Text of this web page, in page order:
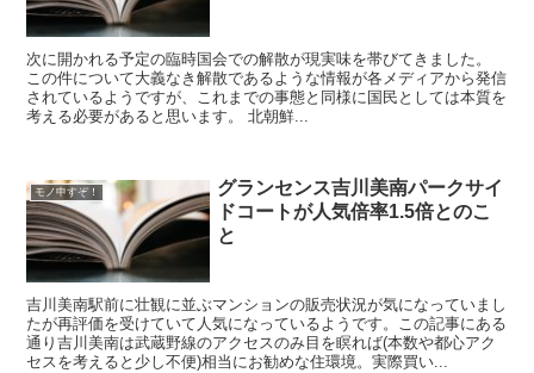
次に開かれる予定の臨時国会での解散が現実味を帯びてきました。
この件について大義なき解散であるような情報が各メディアから発信
されているようですが、これまでの事態と同様に国民としては本質を
考える必要があると思います。 北朝鮮...
モノ申すぞ！
グランセンス吉川美南パークサイ
ドコートが人気倍率1.5倍とのこ
と
吉川美南駅前に壮観に並ぶマンションの販売状況が気になっていまし
たが再評価を受けていて人気になっているようです。この記事にある
通り吉川美南は武蔵野線のアクセスのみ目を瞑れば(本数や都心アク
セスを考えると少し不便)相当にお勧めな住環境。実際買い...